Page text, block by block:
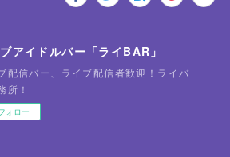
アイドルバー「ライBAR」
配信バー、ライブ配信者歓迎！ライバ
所！
ォロー